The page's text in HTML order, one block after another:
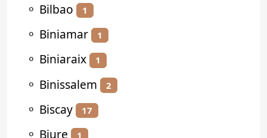
⚬ Bilbao 1
⚬ Biniamar 1
⚬ Biniaraix 1
⚬ Binissalem 2
⚬ Biscay 17
⚬ Biure 1